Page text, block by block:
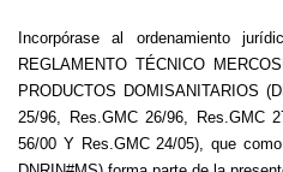
Incorpórase al ordenamiento
REGLAMENTO TÉCNICO
PRODUCTOS DOMISANITARIOS
25/96, Res.GMC 26/96, Res.GMC
56/00 Y Res.GMC 24/05), que